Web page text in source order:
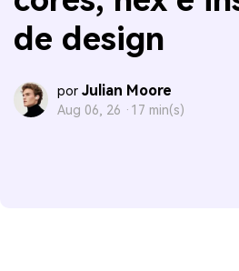
de design
por Julian Moore
Aug 06, 26 · 17 min(s)